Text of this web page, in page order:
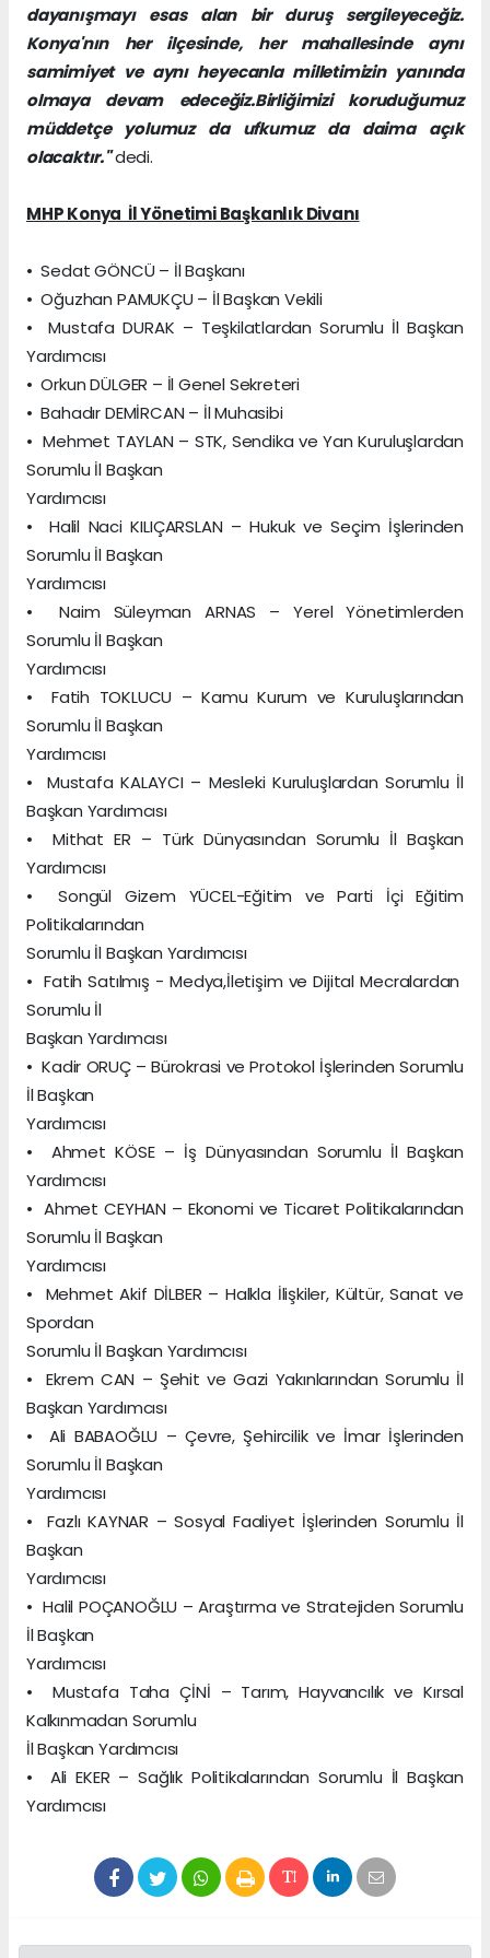
dayanışmayı esas alan bir duruş sergileyeceğiz.
Konya'nın her ilçesinde, her mahallesinde aynı
samimiyet ve aynı heyecanla milletimizin yanında
olmaya devam edeceğiz.Birliğimizi koruduğumuz
müddetçe yolumuz da ufkumuz da daima açık
olacaktır."dedi.
MHP Konya İl Yönetimi Başkanlık Divanı
• Sedat GÖNCÜ – İl Başkanı
• Oğuzhan PAMUKÇU – İl Başkan Vekili
• Mustafa DURAK – Teşkilatlardan Sorumlu İl Başkan
Yardımcısı
• Orkun DÜLGER – İl Genel Sekreteri
• Bahadır DEMİRCAN – İl Muhasibi
• Mehmet TAYLAN – STK, Sendika ve Yan Kuruluşlardan
Sorumlu İl Başkan
Yardımcısı
• Halil Naci KILIÇARSLAN – Hukuk ve Seçim İşlerinden
Sorumlu İl Başkan
Yardımcısı
• Naim Süleyman ARNAS – Yerel Yönetimlerden
Sorumlu İl Başkan
Yardımcısı
• Fatih TOKLUCU – Kamu Kurum ve Kuruluşlarından
Sorumlu İl Başkan
Yardımcısı
• Mustafa KALAYCI – Mesleki Kuruluşlardan Sorumlu İl
Başkan Yardımcısı
• Mithat ER – Türk Dünyasından Sorumlu İl Başkan
Yardımcısı
• Songül Gizem YÜCEL-Eğitim ve Parti İçi Eğitim
Politikalarından
Sorumlu İl Başkan Yardımcısı
• Fatih Satılmış - Medya,İletişim ve Dijital Mecralardan
Sorumlu İl
Başkan Yardımcısı
• Kadir ORUÇ – Bürokrasi ve Protokol İşlerinden Sorumlu
İl Başkan
Yardımcısı
• Ahmet KÖSE – İş Dünyasından Sorumlu İl Başkan
Yardımcısı
• Ahmet CEYHAN – Ekonomi ve Ticaret Politikalarından
Sorumlu İl Başkan
Yardımcısı
• Mehmet Akif DİLBER – Halkla İlişkiler, Kültür, Sanat ve
Spordan
Sorumlu İl Başkan Yardımcısı
• Ekrem CAN – Şehit ve Gazi Yakınlarından Sorumlu İl
Başkan Yardımcısı
• Ali BABAOĞLU – Çevre, Şehircilik ve İmar İşlerinden
Sorumlu İl Başkan
Yardımcısı
• Fazlı KAYNAR – Sosyal Faaliyet İşlerinden Sorumlu İl
Başkan
Yardımcısı
• Halil POÇANOĞLU – Araştırma ve Stratejiden Sorumlu
İl Başkan
Yardımcısı
• Mustafa Taha ÇİNİ – Tarım, Hayvancılık ve Kırsal
Kalkınmadan Sorumlu
İl Başkan Yardımcısı
• Ali EKER – Sağlık Politikalarından Sorumlu İl Başkan
Yardımcısı